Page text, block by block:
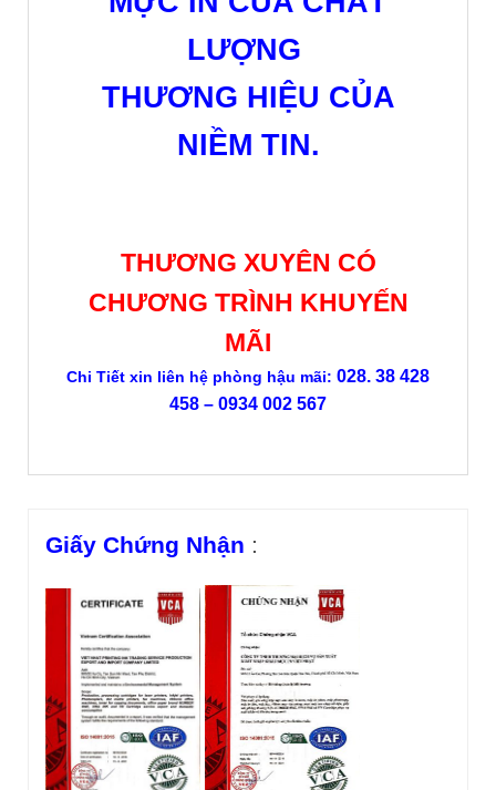
LƯỢNG
THƯƠNG HIỆU CỦA
NIỀM TIN.
THƯƠNG XUYÊN CÓ
CHƯƠNG TRÌNH KHUYẾN
MÃI
Chi Tiết xin liên hệ phòng hậu mãi: 028. 38 428
458 – 0934 002 567
Giấy Chứng Nhận :